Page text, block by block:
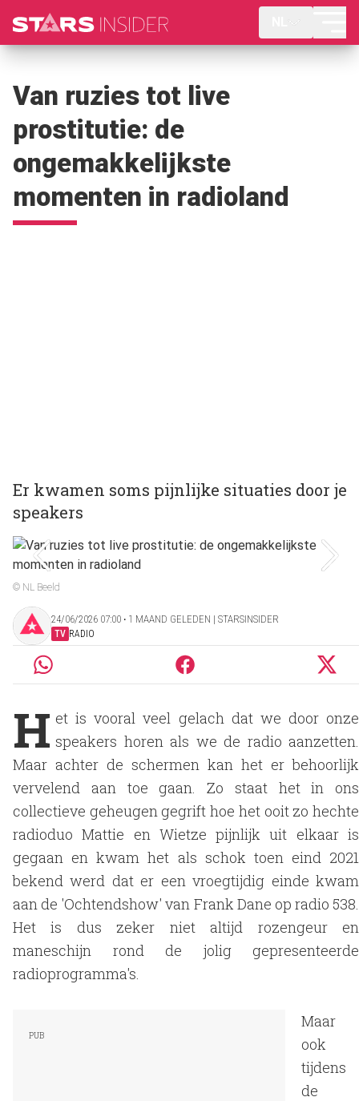
Van ruzies tot live
prostitutie: de
ongemakkelijkste
momenten in radioland
Er kwamen soms pijnlijke situaties door je
speakers
© NL Beeld
24/06/2026 07:00 ‧ 1 MAAND GELEDEN | STARSINSIDER
TV RADIO
H et is vooral veel gelach dat we door onze
speakers horen als we de radio aanzetten.
Maar achter de schermen kan het er behoorlijk
vervelend aan toe gaan. Zo staat het in ons
collectieve geheugen gegrift hoe het ooit zo hechte
radioduo Mattie en Wietze pijnlijk uit elkaar is
gegaan en kwam het als schok toen eind 2021
bekend werd dat er een vroegtijdig einde kwam
aan de 'Ochtendshow' van Frank Dane op radio 538.
Het is dus zeker niet altijd rozengeur en
maneschijn rond de jolig gepresenteerde
radioprogramma's.
Maar
ook
tijdens
de